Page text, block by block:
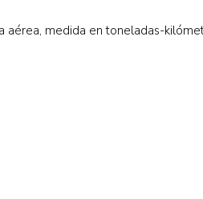
medida en toneladas-